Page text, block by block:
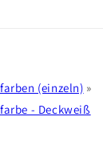
(einzeln) »
- Deckweiß